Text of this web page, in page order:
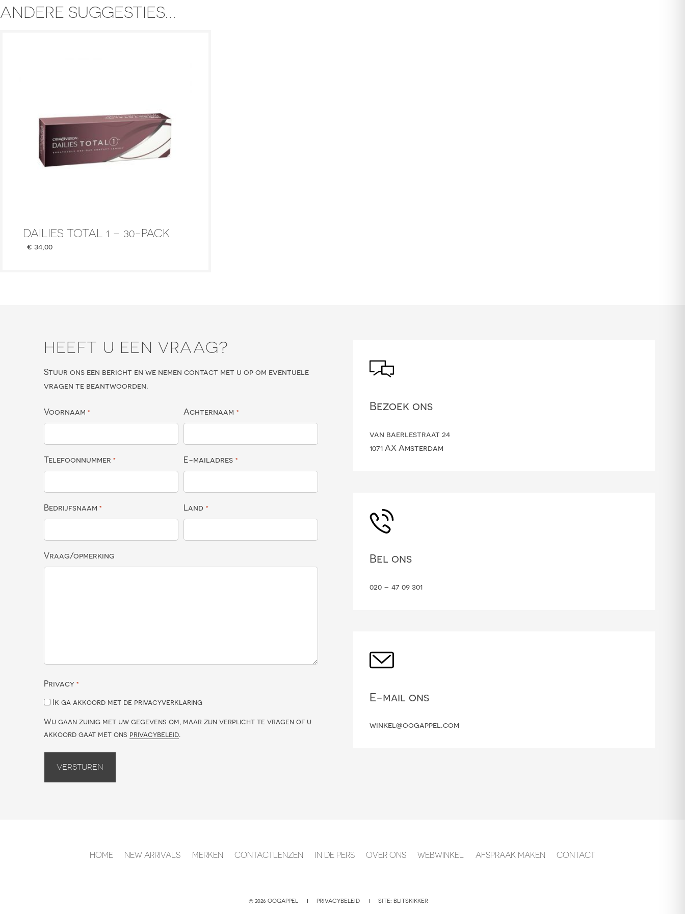
ANDERE SUGGESTIES…
DAILIES TOTAL 1 – 30-PACK
€ 34,00
HEEFT U EEN VRAAG?
Stuur ons een bericht en we nemen contact met u op om eventuele
vragen te beantwoorden.
Voornaam * Achternaam *
Telefoonnummer * E-mailadres *
Bedrijfsnaam * Land *
Vraag/opmerking
Privacy *
Ik ga akkoord met de privacyverklaring
Wij gaan zuinig met uw gegevens om, maar zijn verplicht te vragen of u
akkoord gaat met ons privacybeleid.
Versturen
Bezoek ons
van baerlestraat 24
1071 AX Amsterdam
Bel ons
020 – 47 09 301
E-mail ons
winkel@oogappel.com
HOME NEW ARRIVALS MERKEN CONTACTLENZEN IN DE PERS OVER ONS WEBWINKEL AFSPRAAK MAKEN CONTACT
© 2026 OOGAPPEL PRIVACYBELEID SITE: BLITSKIKKER